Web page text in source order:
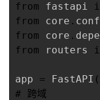
from fastapi
from core .
from core .
from routers
app = FastAPI (
# 跨域